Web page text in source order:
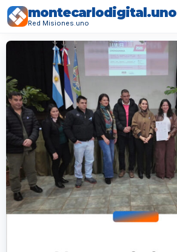
montecarlodigital.uno
Red Misiones.uno